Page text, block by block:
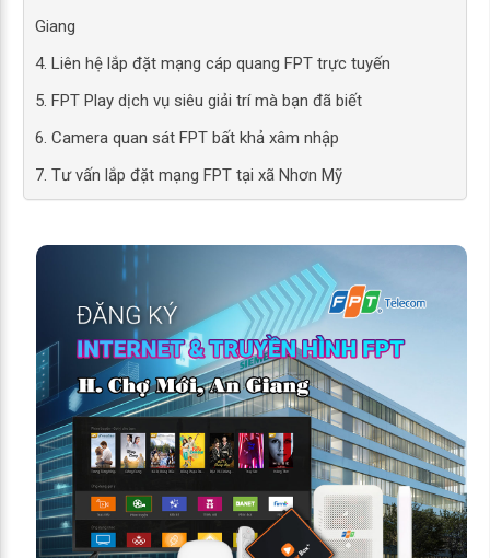
Giang
4. Liên hệ lắp đặt mạng cáp quang FPT trực tuyến
5. FPT Play dịch vụ siêu giải trí mà bạn đã biết
6. Camera quan sát FPT bất khả xâm nhập
7. Tư vấn lắp đặt mạng FPT tại xã Nhơn Mỹ